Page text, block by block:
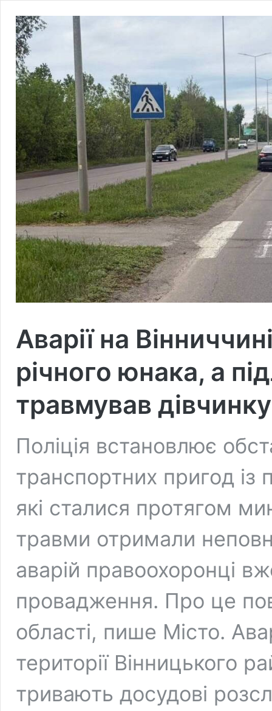
Аварії на
річного юнака, а
травмував дівчинку
Поліція встановлює
транспортних пригод
які сталися протягом
травми отримали
аварій правоохоронці
провадження. Про це
області, пише Місто.
території Вінницького
тривають досудові